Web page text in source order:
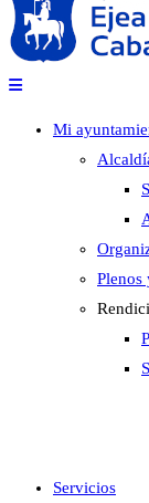
Mi
Plenos
Servicios